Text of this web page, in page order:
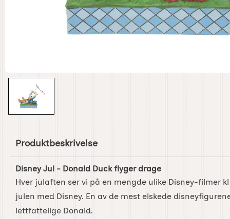
Produktbeskrivelse
Disney Jul - Donald Duck flyger drage
Hver julaften ser vi på en mengde ulike Disney-filmer
julen med Disney. En av de mest elskede
lettfattelige Donald.